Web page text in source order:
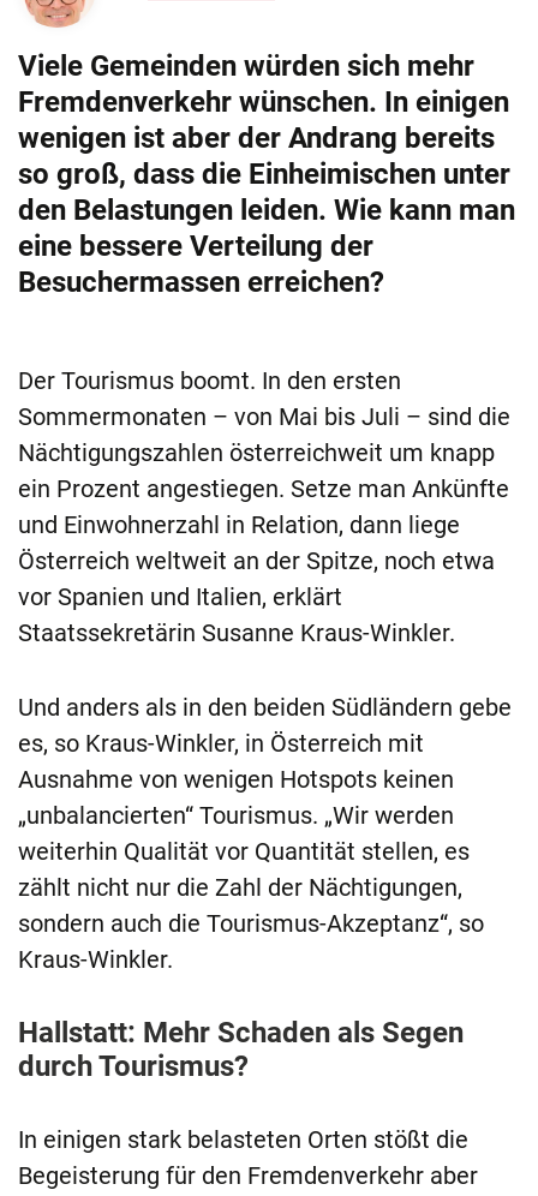
Viele Gemeinden würden sich mehr
Fremdenverkehr wünschen. In einigen
wenigen ist aber der Andrang bereits
so groß, dass die Einheimischen unter
den Belastungen leiden. Wie kann man
eine bessere Verteilung der
Besuchermassen erreichen?
Der Tourismus boomt. In den ersten
Sommermonaten – von Mai bis Juli – sind die
Nächtigungszahlen österreichweit um knapp
ein Prozent angestiegen. Setze man Ankünfte
und Einwohnerzahl in Relation, dann liege
Österreich weltweit an der Spitze, noch etwa
vor Spanien und Italien, erklärt
Staatssekretärin Susanne Kraus-Winkler.
Und anders als in den beiden Südländern gebe
es, so Kraus-Winkler, in Österreich mit
Ausnahme von wenigen Hotspots keinen
„unbalancierten“ Tourismus. „Wir werden
weiterhin Qualität vor Quantität stellen, es
zählt nicht nur die Zahl der Nächtigungen,
sondern auch die Tourismus-Akzeptanz“, so
Kraus-Winkler.
Hallstatt: Mehr Schaden als Segen
durch Tourismus?
In einigen stark belasteten Orten stößt die
Begeisterung für den Fremdenverkehr aber